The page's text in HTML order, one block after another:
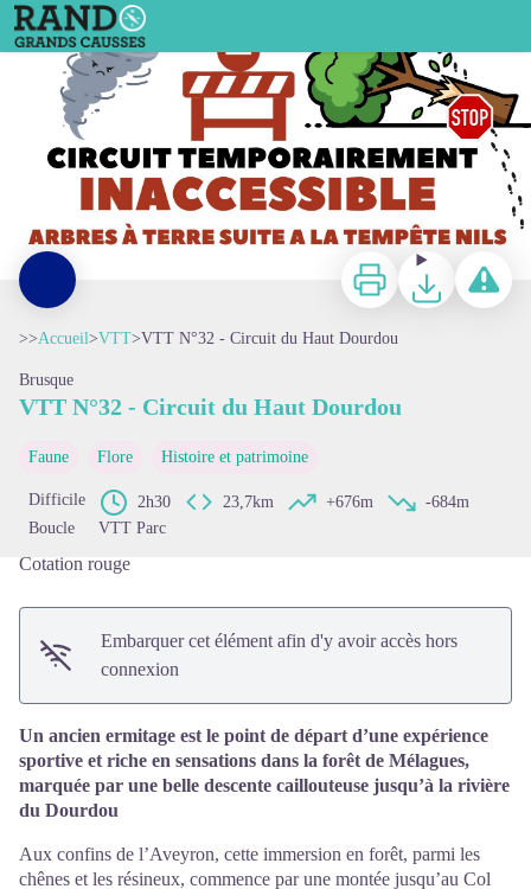
VTT N°32 - Circuit du Haut Dourdou
Imprimer TéléchargerSignaler
>>Accueil>VTT>VTT N°32 - Circuit du Haut Dourdou
Brusque
VTT N°32 - Circuit du Haut Dourdou
Faune Flore Histoire et patrimoine
Difficile 2h30 23,7km +676m
-684m
Boucle
VTT Parc
Cotation rouge
Embarquer cet élément afin d'y avoir accès hors
connexion
Un ancien ermitage est le point de départ d’une expérience
sportive et riche en sensations dans la forêt de Mélagues,
marquée par une belle descente caillouteuse jusqu’à la rivière
du Dourdou
Aux confins de l’Aveyron, cette immersion en forêt, parmi les
chênes et les résineux, commence par une montée jusqu’au Col